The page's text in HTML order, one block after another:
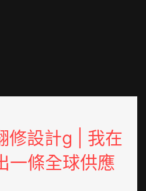
修設計g | 我在
一條全球供應